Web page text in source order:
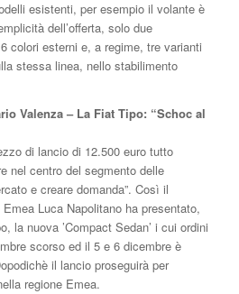
esistenti, per esempio il volante è
dell’offerta, solo due
colori esterni e, a regime, tre varianti
stessa linea, nello stabilimento
Valenza – La Fiat Tipo: “Schoc al
di lancio di 12.500 euro tutto
nel centro del segmento delle
e creare domanda”. Così il
Luca Napolitano ha presentato,
la nuova ’Compact Sedan’ i cui ordini
scorso ed il 5 e 6 dicembre è
il lancio proseguirà per
regione Emea.